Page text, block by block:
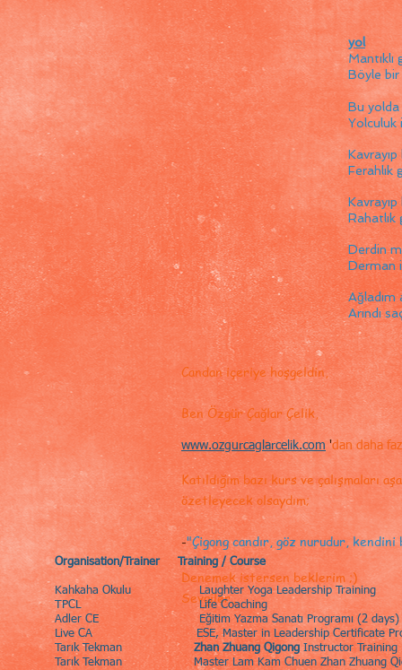
Candan içeriye hoşgeldin,
Ben Özgür Çağlar Çelik,
www.ozgurcaglarcelik.com 'dan daha
Katıldığım bazı kurs ve çalışmaları
özetleyecek olsaydım;
-"Çigong candır, göz nurudur,
Denemek istersen beklerim ;)
Sevgiler..
yol
Mantıklı
Böyle bir
Bu yolda
Yolculuk
Ferahlık
Rahatlık
Derdin
Derman
Ağladım
Arındı
Organisation/Trainer Training / Course
Kahkaha Okulu Laughter Yoga Leadership Training
TPCL Life Coaching
Adler CE Eğitim Yazma Sanatı Programı (2 days)
Live CA ESE, Master in
Tarık TekmanZhan Zhuang Qigong
Tarık Tekman Master Lam Kam Chuen